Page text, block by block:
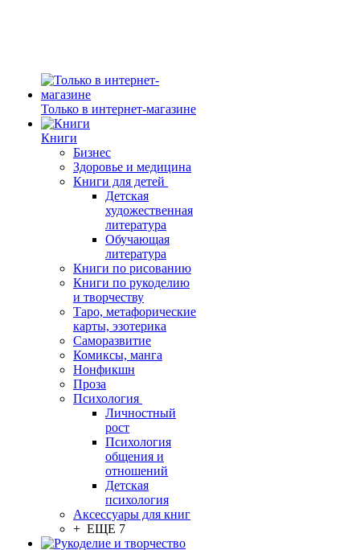
Только в интернет-магазине
Книги
Бизнес
Здоровье и медицина
Книги для детей
Детская
художественная
литература
Обучающая
литература
Книги по рисованию
Книги по рукоделию
и творчеству
Таро, метафорические
карты, эзотерика
Саморазвитие
Комиксы, манга
Нонфикшн
Проза
Психология
Личностный
рост
Психология
общения и
отношений
Детская
психология
Аксессуары для книг
+ ЕЩЕ 7